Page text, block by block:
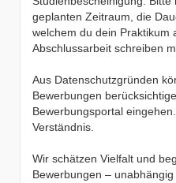
geplanten Zeitraum, die
welchem du dein Praktikum
Abschlussarbeit schreiben
Aus Datenschutzgründen
Bewerbungen
Bewerbungsportal
Verständnis.
Wir schätzen Vielfalt und
Bewerbungen –